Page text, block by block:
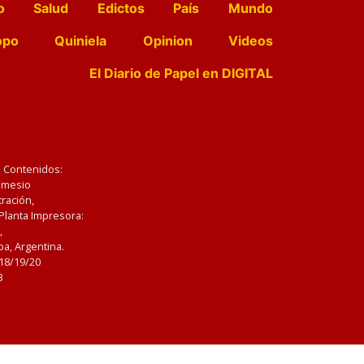
Salud Edictos País
Mundo
Quiniela Opinion
Videos
El Diario de Papel en DIGITAL
Impresora:
Argentina.
19/20